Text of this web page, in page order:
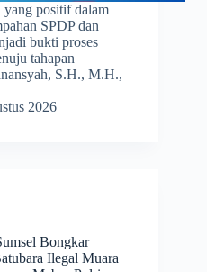
positif dalam
SPDP dan
bukti proses
tahapan
S.H., M.H.,
2026
Bongkar
Ilegal Muara